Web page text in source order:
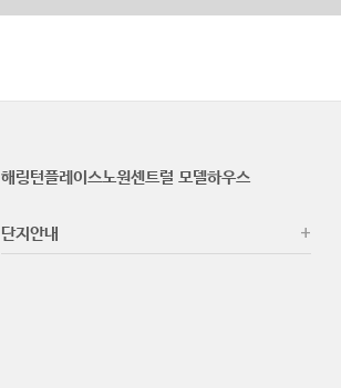
해링턴플레이스노원센트럴 모델하우스
단지안내